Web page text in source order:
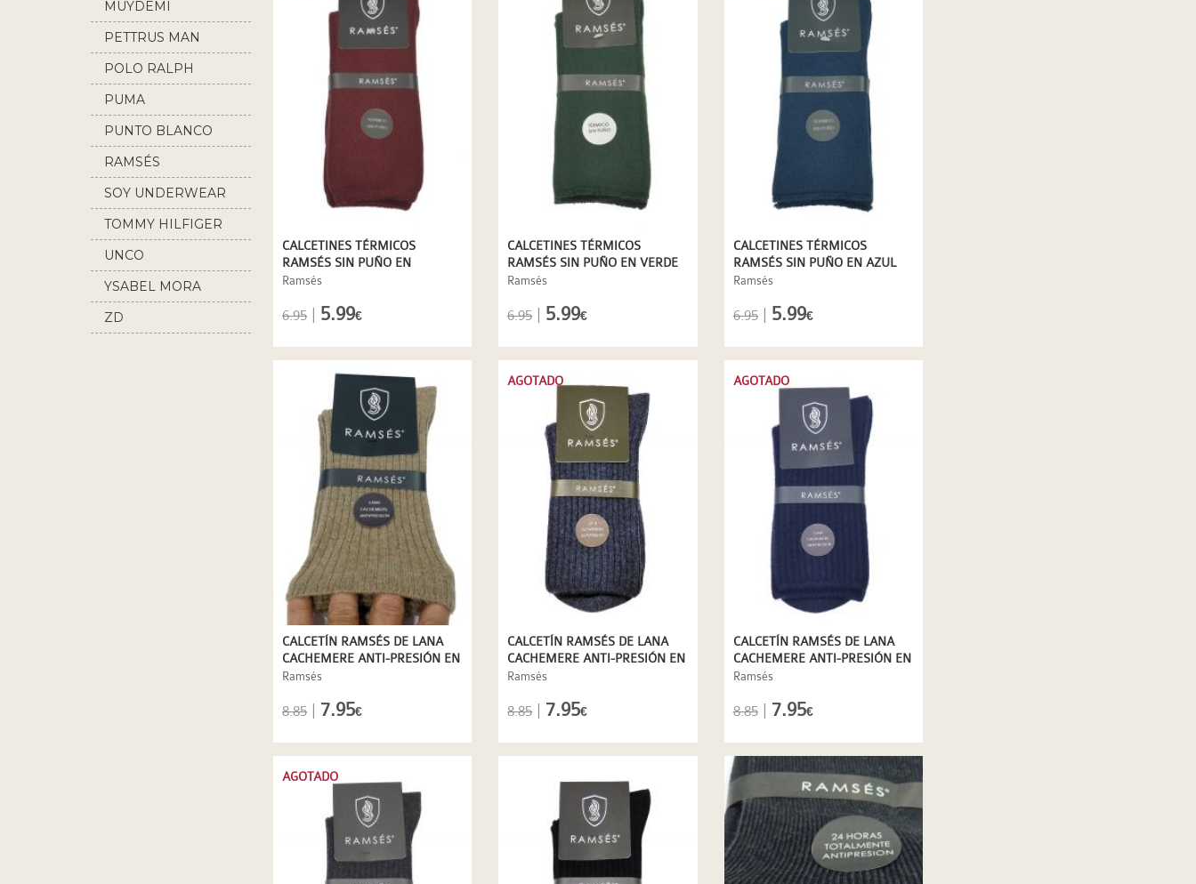
MUYDEMI
PETTRUS MAN
POLO RALPH
LAUREN
PUMA
PUNTO BLANCO
RAMSÉS
SOY UNDERWEAR
TOMMY HILFIGER
UNCO
YSABEL MORA
ZD
CALCETINES TÉRMICOS
RAMSÉS SIN PUÑO EN
GRANATE
Ramsés
6.95 5.99€
CALCETINES TÉRMICOS
RAMSÉS SIN PUÑO EN VERDE
Ramsés
6.95| 5.99€
CALCETINES TÉRMICOS
RAMSÉS SIN PUÑO EN AZUL
Ramsés
6.95| 5.99€
CALCETÍN RAMSÉS DE LANA
CACHEMERE ANTI-PRESIÓN EN
BEIGE/CAMEL
Ramsés
8.85 7.95€
CALCETÍN RAMSÉS DE LANA
CACHEMERE ANTI-PRESIÓN EN
AZUL
Ramsés
AGOTADO
8.85| 7.95€
CALCETÍN RAMSÉS DE LANA
CACHEMERE ANTI-PRESIÓN EN
AZUL MARINO
Ramsés
AGOTADO
8.85| 7.95€
AGOTADO